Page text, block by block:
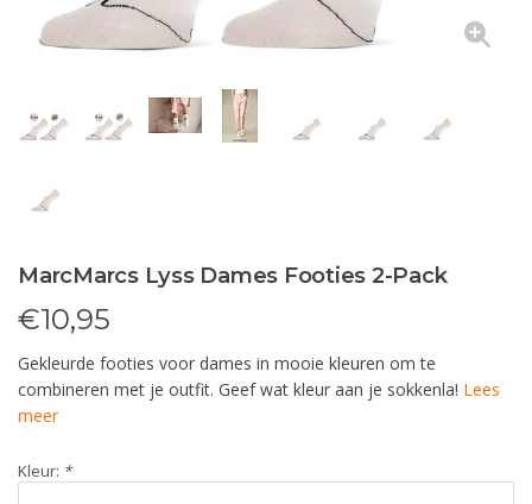
MarcMarcs Lyss Dames Footies 2-Pack
€10,95
Gekleurde footies voor dames in mooie kleuren om te
combineren met je outfit. Geef wat kleur aan je sokkenla! Lees
meer
Kleur: *